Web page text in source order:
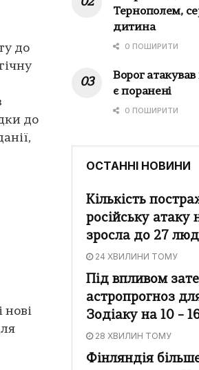
до
до
нові
Тернополем,
дитина
0 ПОШИРИТИ
Ворог
є поранені
0 ПОШИРИТИ
ОСТАННІ НОВИНИ
Кількість
російську атаку
зросла до 27
24 ХВИЛИНИ ТОМУ
Під впливом
астропрогноз
Зодіаку на 10 –
28 ХВИЛИН ТОМУ
Фінляндія